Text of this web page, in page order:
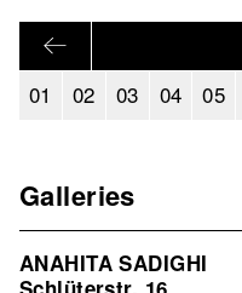
01
02 03 04 05
Galleries
ANAHITA SADIGHI